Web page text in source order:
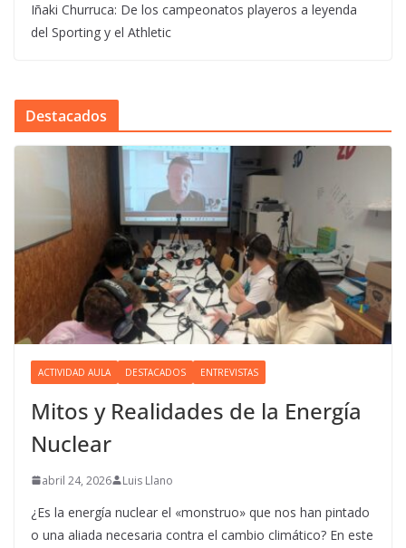
Iñaki Churruca: De los campeonatos playeros a leyenda
del Sporting y el Athletic
Destacados
ACTIVIDAD AULA DESTACADOS ENTREVISTAS
Mitos y Realidades de la Energía
Nuclear
abril 24, 2026 Luis Llano
¿Es la energía nuclear el «monstruo» que nos han pintado
o una aliada necesaria contra el cambio climático? En este